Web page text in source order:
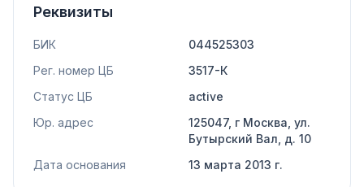
Реквизиты
БИК
044525303
Рег. номер ЦБ
3517-К
Статус ЦБ
active
Юр. адрес
125047, г Москва, ул.
Бутырский Вал, д. 10
Дата основания
13 марта 2013 г.